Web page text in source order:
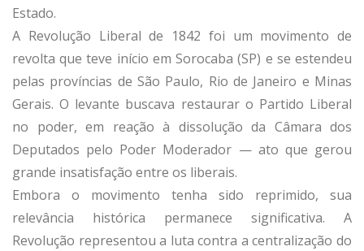
Estado.
A Revolução Liberal de 1842 foi um movimento de
revolta que teve início em Sorocaba (SP) e se estendeu
pelas províncias de São Paulo, Rio de Janeiro e Minas
Gerais. O levante buscava restaurar o Partido Liberal
no poder, em reação à dissolução da Câmara dos
Deputados pelo Poder Moderador — ato que gerou
grande insatisfação entre os liberais.
Embora o movimento tenha sido reprimido, sua
relevância histórica permanece significativa. A
Revolução representou a luta contra a centralização do